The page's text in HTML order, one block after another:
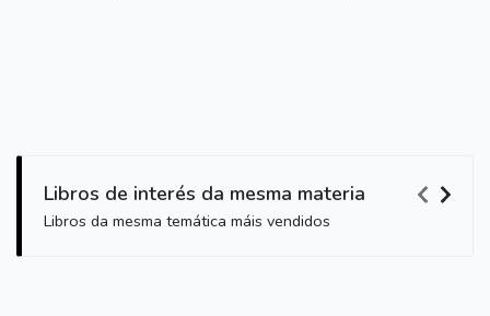
Libros de interés da mesma materia
Libros da mesma temática máis vendidos